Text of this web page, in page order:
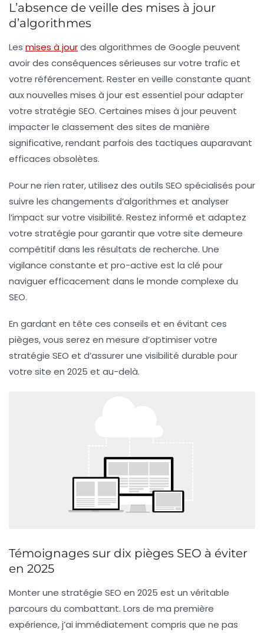
L’absence de veille des mises à jour
d’algorithmes
Les mises à jourdes algorithmes de Google peuvent
avoir des conséquences sérieuses sur votre trafic et
votre référencement. Rester en veille constante quant
aux nouvelles mises à jour est essentiel pour adapter
votre stratégie SEO. Certaines mises à jour peuvent
impacter le classement des sites de manière
significative, rendant parfois des tactiques auparavant
efficaces obsolètes.
Pour ne rien rater, utilisez des outils SEO spécialisés pour
suivre les changements d’algorithmes et analyser
l’impact sur votre visibilité. Restez informé et adaptez
votre stratégie pour garantir que votre site demeure
compétitif dans les résultats de recherche. Une
vigilance constante et pro-active est la clé pour
naviguer efficacement dans le monde complexe du
SEO.
En gardant en tête ces conseils et en évitant ces
pièges, vous serez en mesure d’optimiser votre
stratégie SEO et d’assurer une visibilité durable pour
votre site en 2025 et au-delà.
Témoignages sur dix pièges SEO à éviter
en 2025
Monter une stratégie SEO en 2025 est un véritable
parcours du combattant. Lors de ma première
expérience, j’ai immédiatement compris que ne pas